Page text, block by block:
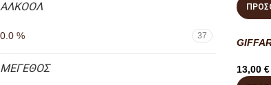
ΑΛΚΟΟΛ
0.0 % 37
ΜΕΓΕΘΟΣ 13,00 €